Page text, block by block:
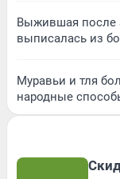
Выжившая после
выписалась из
Муравьи и тля
народные